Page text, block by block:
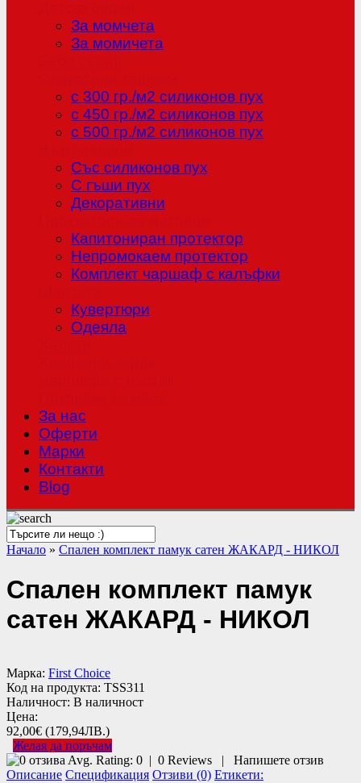
За момчета
За момичета
с 300 гр./м2 силиконов пух
с 450 гр./м2 силиконов пух
с 500 гр./м2 силиконов пух
Със силиконов пух
С гъши пух
Декоративни
Капитониран протектор
Непромокаем протектор
Комплект чаршаф с калъфки
Кувертюри
Одеяла
За нас
Оферти
Mарки
Контакти
Blog
Начало » Спален комплект памук сатен ЖАКАРД - НИКОЛ
Спален комплект памук
сатен ЖАКАРД - НИКОЛ
Марка: First Choice
Код на продукта: TSS311
Наличност: В наличност
Цена:
92,00€ (179,94ЛВ.)
Желая да поръчам
Avg. Rating: 0 | 0 Reviews | Напишете отзив
Описание Спецификация Отзиви (0) Етикети: